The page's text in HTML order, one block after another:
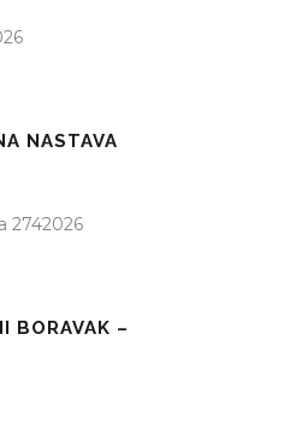
NASTAVA
2742026
BORAVAK –